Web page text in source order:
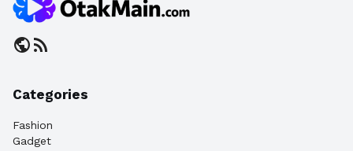
publicrss_feed
Categories
Fashion
Gadget